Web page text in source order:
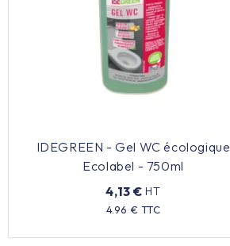
IDEGREEN - Gel WC écologique
Ecolabel - 750ml
4,13 € HT
4.96 € TTC
Prix